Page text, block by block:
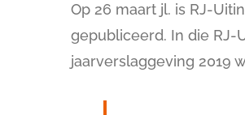
Op 26 maart jl. is RJ-
gepubliceerd. In die RJ-
jaarverslaggeving 2019